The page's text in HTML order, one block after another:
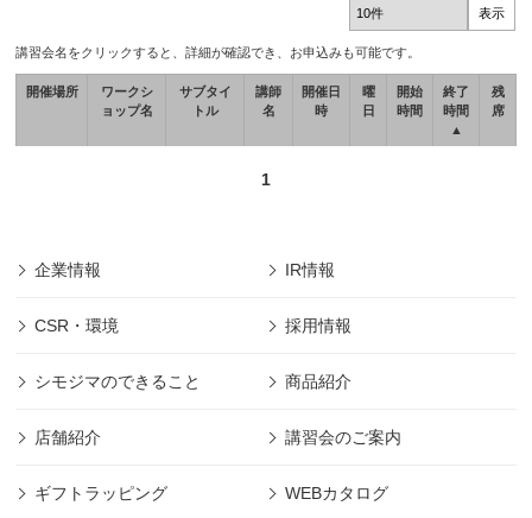
講習会名をクリックすると、詳細が確認でき、お申込みも可能です。
開催場所
ワークシ
ョップ名
サブタイ
トル
講師
名
開催日
時
曜
日
開始
時間
終了
時間
▲
残
席
1
企業情報 IR情報
CSR・環境 採用情報
シモジマのできること 商品紹介
店舗紹介 講習会のご案内
ギフトラッピング WEBカタログ